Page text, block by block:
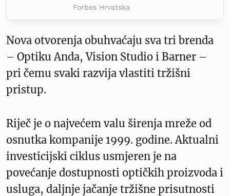
Forbes Hrvatska
Nova otvorenja obuhvaćaju sva tri brenda
– Optiku Anda, Vision Studio i Barner –
pri čemu svaki razvija vlastiti tržišni
pristup.
Riječ je o najvećem valu širenja mreže od
osnutka kompanije 1999. godine. Aktualni
investicijski ciklus usmjeren je na
povećanje dostupnosti optičkih proizvoda i
usluga, daljnje jačanje tržišne prisutnosti